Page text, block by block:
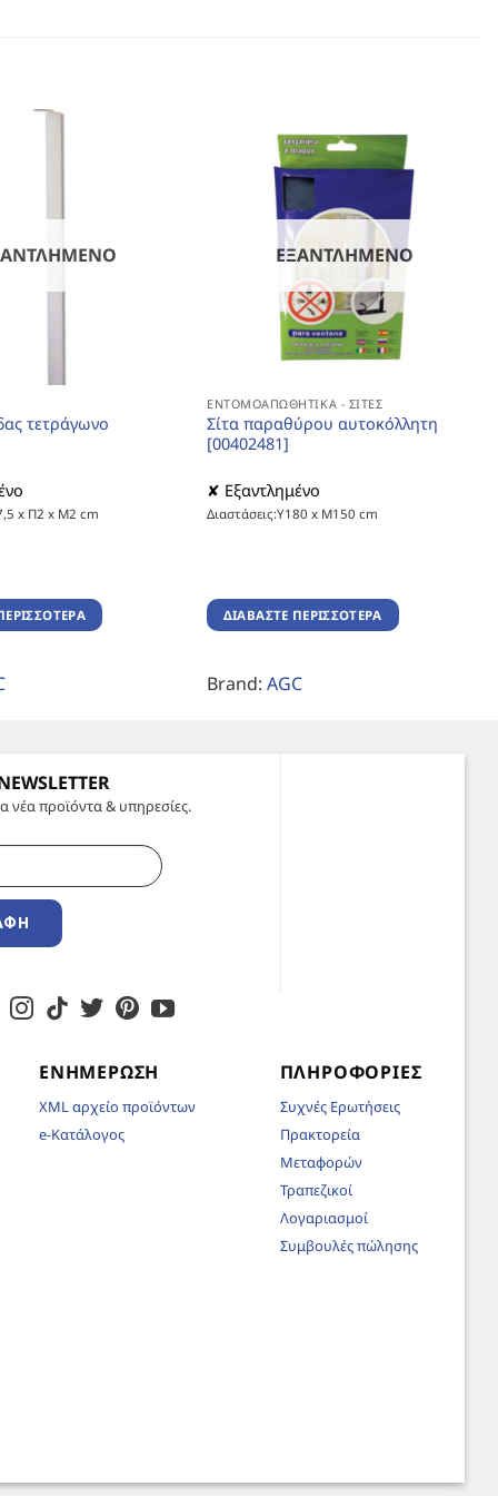
τετράγωνο
x Π2 x Μ2 cm
ΕΞΑΝΤΛΗΜΈΝΟ
ΕΝΤΟΜΟΑΠΩΘΗΤΙΚΆ - ΣΊΤΕΣ
Σίτα παραθύρου αυτοκόλλητη
[00402481]
✘ Εξαντλημένο
Διαστάσεις:Υ180 x Μ150 cm
ΔΙΑΒΆΣΤΕ ΠΕΡΙΣΣΌΤΕΡΑ
Brand: AGC
νέα προϊόντα & υπηρεσίες.
ΕΝΗΜΈΡΩΣΗ
XML αρχείο προϊόντων
e-Κατάλογος
ΠΛΗΡΟΦΟΡΊΕΣ
Συχνές Ερωτήσεις
Πρακτορεία
Μεταφορών
Τραπεζικοί
Λογαριασμοί
Συμβουλές πώλησης